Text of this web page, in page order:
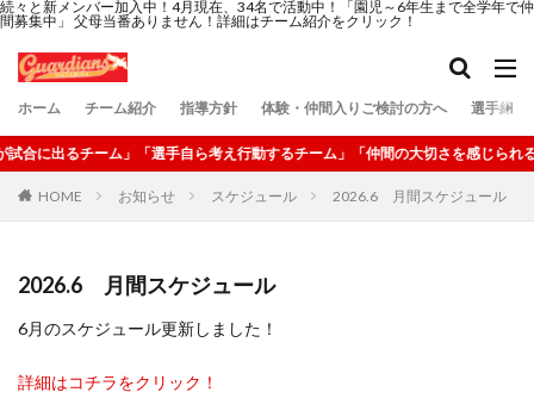
続々と新メンバー加入中！4月現在、34名で活動中！「園児～6年生まで全学年で仲
間募集中」 父母当番ありません！詳細はチーム紹介をクリック！
ホーム チーム紹介 指導方針 体験・仲間入りご検討の方へ 選手紹介
に出るチーム」「選手自ら考え行動するチーム」「仲間の大切さを感じられ
HOME お知らせ スケジュール 2026.6 月間スケジュール
2026.6 月間スケジュール
6月のスケジュール更新しました！
詳細はコチラをクリック！